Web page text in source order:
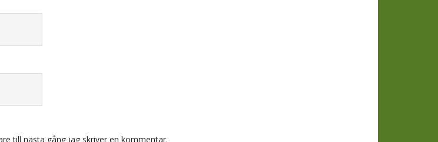
till nästa gång jag skriver en kommentar.